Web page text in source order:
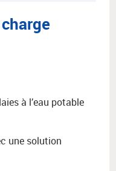
à l’eau potable
une solution